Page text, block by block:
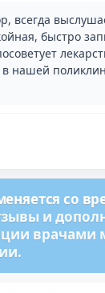
всегда
быстро
нашей
со
и
врачами